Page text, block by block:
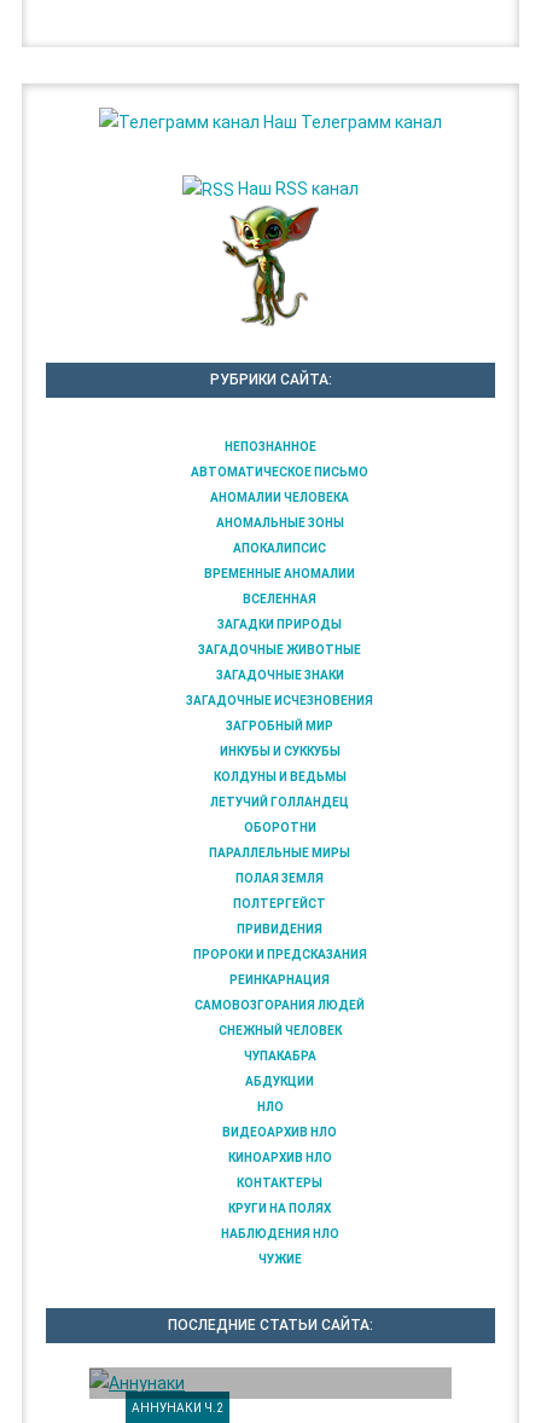
Наш Телеграмм канал
Наш RSS канал
РУБРИКИ САЙТА:
НЕПОЗНАННОЕ
АВТОМАТИЧЕСКОЕ ПИСЬМО
АНОМАЛИИ ЧЕЛОВЕКА
АНОМАЛЬНЫЕ ЗОНЫ
АПОКАЛИПСИС
ВРЕМЕННЫЕ АНОМАЛИИ
ВСЕЛЕННАЯ
ЗАГАДКИ ПРИРОДЫ
ЗАГАДОЧНЫЕ ЖИВОТНЫЕ
ЗАГАДОЧНЫЕ ЗНАКИ
ЗАГАДОЧНЫЕ ИСЧЕЗНОВЕНИЯ
ЗАГРОБНЫЙ МИР
ИНКУБЫ И СУККУБЫ
КОЛДУНЫ И ВЕДЬМЫ
ЛЕТУЧИЙ ГОЛЛАНДЕЦ
ОБОРОТНИ
ПАРАЛЛЕЛЬНЫЕ МИРЫ
ПОЛАЯ ЗЕМЛЯ
ПОЛТЕРГЕЙСТ
ПРИВИДЕНИЯ
ПРОРОКИ И ПРЕДСКАЗАНИЯ
РЕИНКАРНАЦИЯ
САМОВОЗГОРАНИЯ ЛЮДЕЙ
СНЕЖНЫЙ ЧЕЛОВЕК
ЧУПАКАБРА
АБДУКЦИИ
НЛО
ВИДЕОАРХИВ НЛО
КИНОАРХИВ НЛО
КОНТАКТЕРЫ
КРУГИ НА ПОЛЯХ
НАБЛЮДЕНИЯ НЛО
ЧУЖИЕ
ПОСЛЕДНИЕ СТАТЬИ САЙТА:
АННУНАКИ Ч.2